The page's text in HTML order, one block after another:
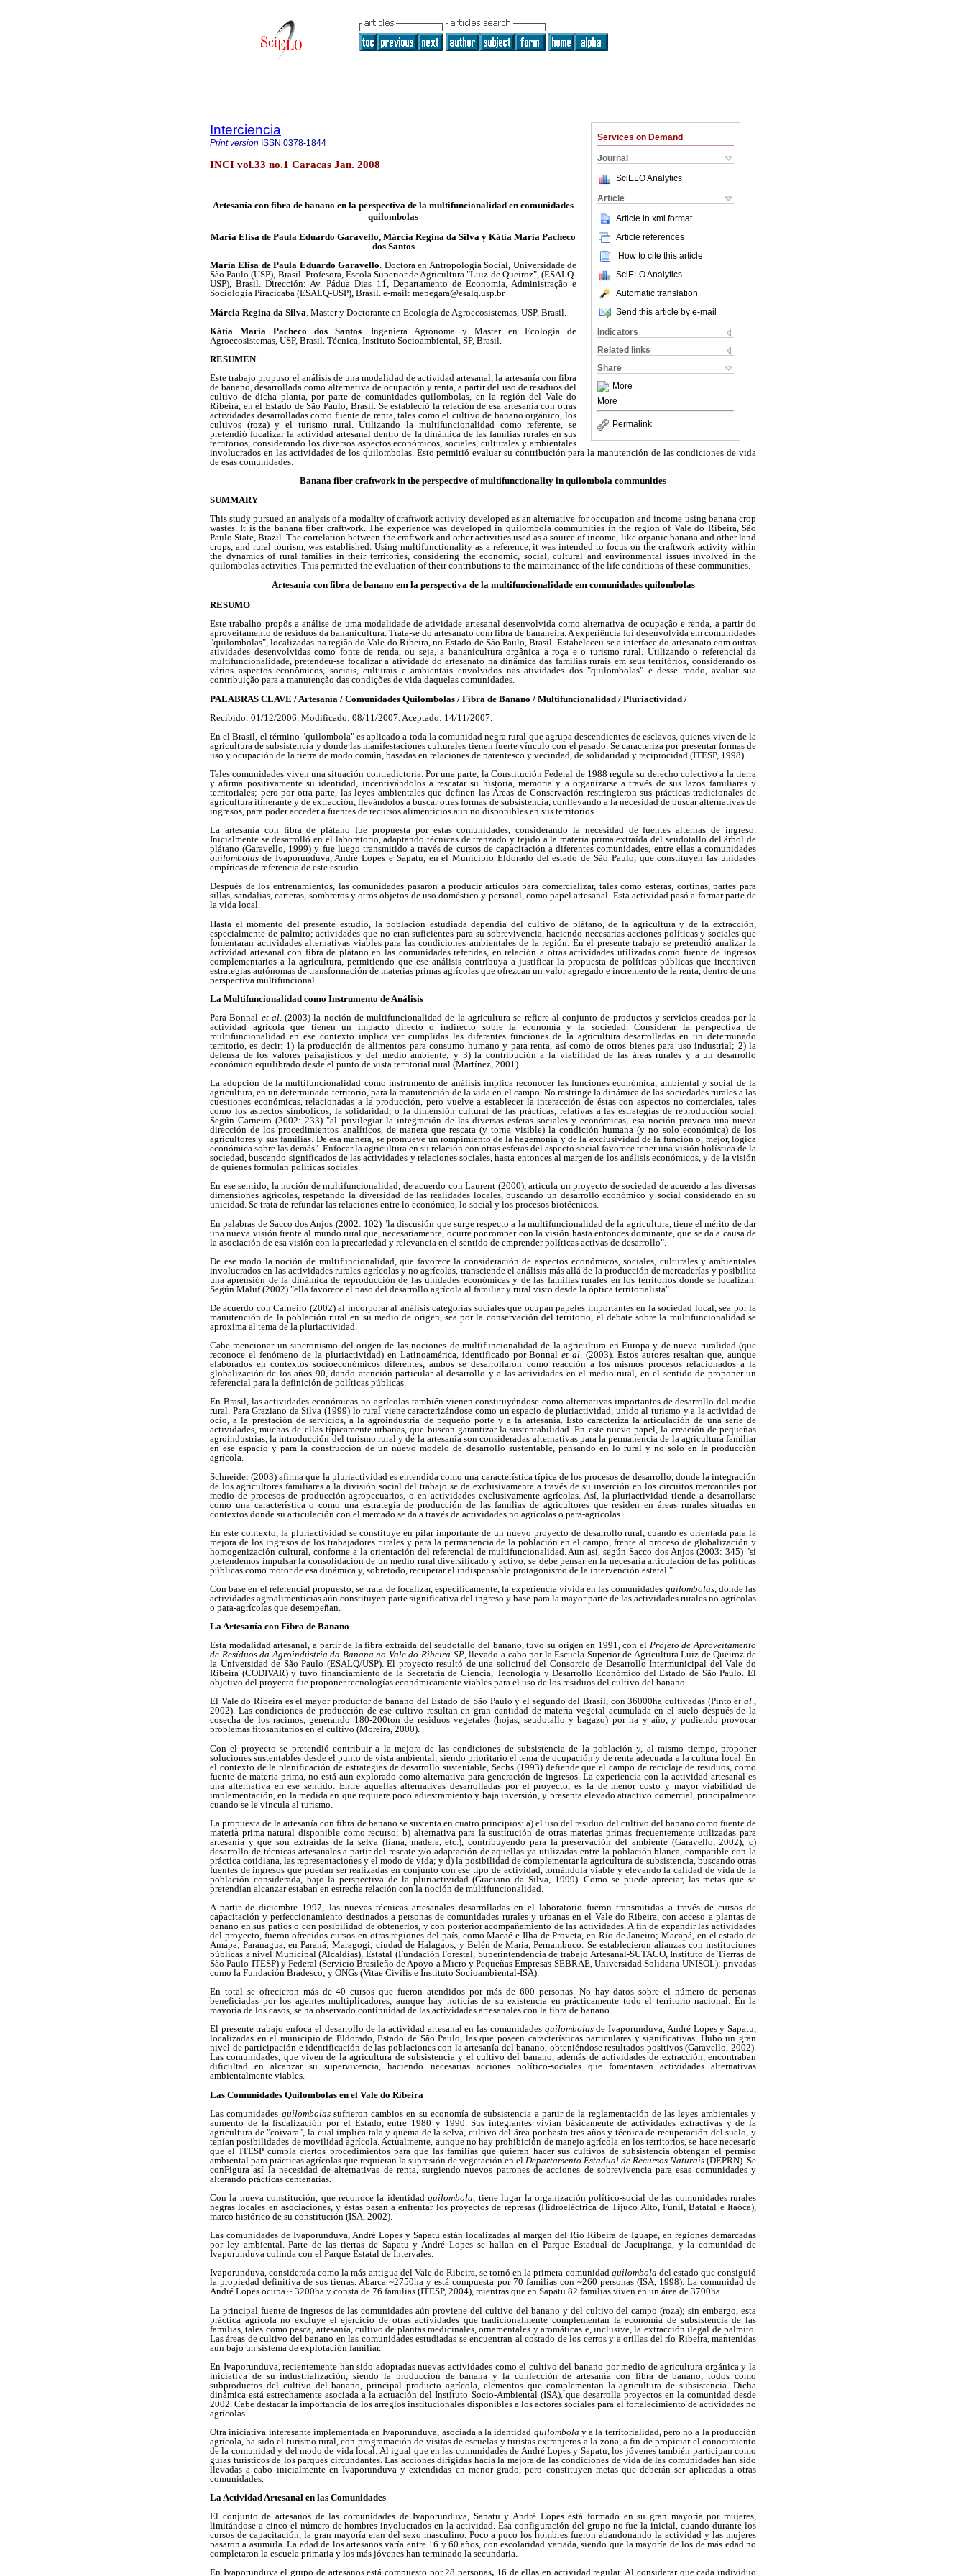
Services on Demand
Journal
SciELO Analytics
Article
Article in xml format
Article references
How to cite this article
SciELO Analytics
Automatic translation
Send this article by e-mail
Indicators
Related links
Share
More
More
Permalink
Interciencia
Print version ISSN 0378-1844
INCI vol.33 no.1 Caracas Jan. 2008
Artesanía con fibra de banano en la perspectiva de la multifuncionalidad en comunidades
quilombolas
Maria Elisa de Paula Eduardo Garavello, Márcia Regina da Silva y Kátia Maria Pacheco
dos Santos
Maria Elisa de Paula Eduardo Garavello. Doctora en Antropología Social, Universidade de
São Paulo (USP), Brasil. Profesora, Escola Superior de Agricultura "Luiz de Queiroz", (ESALQ-
USP), Brasil. Dirección: Av. Pádua Dias 11, Departamento de Economia, Administração e
Sociologia Piracicaba (ESALQ-USP), Brasil. e-mail: mepegara@esalq.usp.br
Márcia Regina da Silva . Master y Doctorante en Ecología de Agroecosistemas, USP, Brasil.
Kátia Maria Pacheco dos Santos . Ingeniera Agrónoma y Master en Ecología de
Agroecosistemas, USP, Brasil. Técnica, Instituto Socioambiental, SP, Brasil.
RESUMEN
Este trabajo propuso el análisis de una modalidad de actividad artesanal, la artesanía con fibra
de banano, desarrollada como alternativa de ocupación y renta, a partir del uso de residuos del
cultivo de dicha planta, por parte de comunidades quilombolas, en la región del Vale do
Ribeira, en el Estado de São Paulo, Brasil. Se estableció la relación de esa artesanía con otras
actividades desarrolladas como fuente de renta, tales como el cultivo de banano orgánico, los
cultivos (roza) y el turismo rural. Utilizando la multifuncionalidad como referente, se
pretendió focalizar la actividad artesanal dentro de la dinámica de las familias rurales en sus
territorios, considerando los diversos aspectos económicos, sociales, culturales y ambientales
involucrados en las actividades de los quilombolas. Esto permitió evaluar su contribución para la manutención de las condiciones de vida
de esas comunidades.
Banana fiber craftwork in the perspective of multifunctionality in quilombola communities
SUMMARY
This study pursued an analysis of a modality of craftwork activity developed as an alternative for occupation and income using banana crop
wastes. It is the banana fiber craftwork. The experience was developed in quilombola communities in the region of Vale do Ribeira, São
Paulo State, Brazil. The correlation between the craftwork and other activities used as a source of income, like organic banana and other land
crops, and rural tourism, was established. Using multifunctionality as a reference, it was intended to focus on the craftwork activity within
the dynamics of rural families in their territories, considering the economic, social, cultural and environmental issues involved in the
quilombolas activities. This permitted the evaluation of their contributions to the maintainance of the life conditions of these communities.
Artesania con fibra de banano em la perspectiva de la multifuncionalidade em comunidades quilombolas
RESUMO
Este trabalho propôs a análise de uma modalidade de atividade artesanal desenvolvida como alternativa de ocupação e renda, a partir do
aproveitamento de resíduos da bananicultura. Trata-se do artesanato com fibra de bananeira. A experiência foi desenvolvida em comunidades
"quilombolas", localizadas na região do Vale do Ribeira, no Estado de São Paulo, Brasil. Estabeleceu-se a interface do artesanato com outras
atividades desenvolvidas como fonte de renda, ou seja, a bananicultura orgânica a roça e o turismo rural. Utilizando o referencial da
multifuncionalidade, pretendeu-se focalizar a atividade do artesanato na dinâmica das famílias rurais em seus territórios, considerando os
vários aspectos econômicos, sociais, culturais e ambientais envolvidos nas atividades dos "quilombolas" e desse modo, avaliar sua
contribuição para a manutenção das condições de vida daquelas comunidades.
PALABRAS CLAVE / Artesanía / Comunidades Quilombolas / Fibra de Banano / Multifuncionalidad / Pluriactividad /
Recibido: 01/12/2006. Modificado: 08/11/2007. Aceptado: 14/11/2007.
En el Brasil, el término "quilombola" es aplicado a toda la comunidad negra rural que agrupa descendientes de esclavos, quienes viven de la
agricultura de subsistencia y donde las manifestaciones culturales tienen fuerte vínculo con el pasado. Se caracteriza por presentar formas de
uso y ocupación de la tierra de modo común, basadas en relaciones de parentesco y vecindad, de solidaridad y reciprocidad (ITESP, 1998).
Tales comunidades viven una situación contradictoria. Por una parte, la Constitución Federal de 1988 regula su derecho colectivo a la tierra
y afirma positivamente su identidad, incentivándolos a rescatar su historia, memoria y a organizarse a través de sus lazos familiares y
territoriales; pero por otra parte, las leyes ambientales que definen las Áreas de Conservación restringieron sus prácticas tradicionales de
agricultura itinerante y de extracción, llevándolos a buscar otras formas de subsistencia, conllevando a la necesidad de buscar alternativas de
ingresos, para poder acceder a fuentes de recursos alimenticios aun no disponibles en sus territorios.
La artesanía con fibra de plátano fue propuesta por estas comunidades, considerando la necesidad de fuentes alternas de ingreso.
Inicialmente se desarrolló en el laboratorio, adaptando técnicas de trenzado y tejido a la materia prima extraída del seudotallo del árbol de
plátano (Garavello, 1999) y fue luego transmitido a través de cursos de capacitación a diferentes comunidades, entre ellas a comunidades
quilombolas de Ivaporunduva, André Lopes e Sapatu, en el Municipio Eldorado del estado de São Paulo, que constituyen las unidades
empíricas de referencia de este estudio.
Después de los entrenamientos, las comunidades pasaron a producir artículos para comercializar, tales como esteras, cortinas, partes para
sillas, sandalias, carteras, sombreros y otros objetos de uso doméstico y personal, como papel artesanal. Esta actividad pasó a formar parte de
la vida local.
Hasta el momento del presente estudio, la población estudiada dependía del cultivo de plátano, de la agricultura y de la extracción,
especialmente de palmito; actividades que no eran suficientes para su sobrevivencia, haciendo necesarias acciones políticas y sociales que
fomentaran actividades alternativas viables para las condiciones ambientales de la región. En el presente trabajo se pretendió analizar la
actividad artesanal con fibra de plátano en las comunidades referidas, en relación a otras actividades utilizadas como fuente de ingresos
complementarios a la agricultura, permitiendo que ese análisis contribuya a justificar la propuesta de políticas públicas que incentiven
estrategias autónomas de transformación de materias primas agrícolas que ofrezcan un valor agregado e incremento de la renta, dentro de una
perspectiva multifuncional.
La Multifuncionalidad como Instrumento de Análisis
Para Bonnal et al. (2003) la noción de multifuncionalidad de la agricultura se refiere al conjunto de productos y servicios creados por la
actividad agrícola que tienen un impacto directo o indirecto sobre la economía y la sociedad. Considerar la perspectiva de
multifuncionalidad en ese contexto implica ver cumplidas las diferentes funciones de la agricultura desarrolladas en un determinado
territorio, es decir: 1) la producción de alimentos para consumo humano y para renta, así como de otros bienes para uso industrial; 2) la
defensa de los valores paisajísticos y del medio ambiente; y 3) la contribución a la viabilidad de las áreas rurales y a un desarrollo
económico equilibrado desde el punto de vista territorial rural (Martínez, 2001).
La adopción de la multifuncionalidad como instrumento de análisis implica reconocer las funciones económica, ambiental y social de la
agricultura, en un determinado territorio, para la manutención de la vida en el campo. No restringe la dinámica de las sociedades rurales a las
cuestiones económicas, relacionadas a la producción, pero vuelve a establecer la interacción de éstas con aspectos no comerciales, tales
como los aspectos simbólicos, la solidaridad, o la dimensión cultural de las prácticas, relativas a las estrategias de reproducción social.
Según Carneiro (2002: 233) "al privilegiar la integración de las diversas esferas sociales y económicas, esa noción provoca una nueva
dirección de los procedimientos analíticos, de manera que rescata (y torna visible) la condición humana (y no solo económica) de los
agricultores y sus familias. De esa manera, se promueve un rompimiento de la hegemonía y de la exclusividad de la función o, mejor, lógica
económica sobre las demás". Enfocar la agricultura en su relación con otras esferas del aspecto social favorece tener una visión holística de la
sociedad, buscando significados de las actividades y relaciones sociales, hasta entonces al margen de los análisis económicos, y de la visión
de quienes formulan políticas sociales.
En ese sentido, la noción de multifuncionalidad, de acuerdo con Laurent (2000), articula un proyecto de sociedad de acuerdo a las diversas
dimensiones agrícolas, respetando la diversidad de las realidades locales, buscando un desarrollo económico y social considerado en su
unicidad. Se trata de refundar las relaciones entre lo económico, lo social y los procesos biotécnicos.
En palabras de Sacco dos Anjos (2002: 102) "la discusión que surge respecto a la multifuncionalidad de la agricultura, tiene el mérito de dar
una nueva visión frente al mundo rural que, necesariamente, ocurre por romper con la visión hasta entonces dominante, que se da a causa de
la asociación de esa visión con la precariedad y relevancia en el sentido de emprender políticas activas de desarrollo".
De ese modo la noción de multifuncionalidad, que favorece la consideración de aspectos económicos, sociales, culturales y ambientales
involucrados en las actividades rurales agrícolas y no agrícolas, transciende el análisis más allá de la producción de mercaderías y posibilita
una aprensión de la dinámica de reproducción de las unidades económicas y de las familias rurales en los territorios donde se localizan.
Según Maluf (2002) "ella favorece el paso del desarrollo agrícola al familiar y rural visto desde la óptica territorialista".
De acuerdo con Carneiro (2002) al incorporar al análisis categorías sociales que ocupan papeles importantes en la sociedad local, sea por la
manutención de la población rural en su medio de origen, sea por la conservación del territorio, el debate sobre la multifuncionalidad se
aproxima al tema de la pluriactividad.
Cabe mencionar un sincronismo del origen de las nociones de multifuncionalidad de la agricultura en Europa y de nueva ruralidad (que
reconoce el fenómeno de la pluriactividad) en Latinoamérica, identificado por Bonnalet al. (2003). Estos autores resaltan que, aunque
elaborados en contextos socioeconómicos diferentes, ambos se desarrollaron como reacción a los mismos procesos relacionados a la
globalización de los años 90, dando atención particular al desarrollo y a las actividades en el medio rural, en el sentido de proponer un
referencial para la definición de políticas públicas.
En Brasil, las actividades económicas no agrícolas también vienen constituyéndose como alternativas importantes de desarrollo del medio
rural. Para Graziano da Silva (1999) lo rural viene caracterizándose como un espacio de pluriactividad, unido al turismo y a la actividad de
ocio, a la prestación de servicios, a la agroindustria de pequeño porte y a la artesanía. Esto caracteriza la articulación de una serie de
actividades, muchas de ellas típicamente urbanas, que buscan garantizar la sustentabilidad. En este nuevo papel, la creación de pequeñas
agroindustrias, la introducción del turismo rural y de la artesanía son consideradas alternativas para la permanencia de la agricultura familiar
en ese espacio y para la construcción de un nuevo modelo de desarrollo sustentable, pensando en lo rural y no solo en la producción
agrícola.
Schneider (2003) afirma que la pluriactividad es entendida como una característica típica de los procesos de desarrollo, donde la integración
de los agricultores familiares a la división social del trabajo se da exclusivamente a través de su inserción en los circuitos mercantiles por
medio de procesos de producción agropecuarios, o en actividades exclusivamente agrícolas. Así, la pluriactividad tiende a desarrollarse
como una característica o como una estrategia de producción de las familias de agricultores que residen en áreas rurales situadas en
contextos donde su articulación con el mercado se da a través de actividades no agrícolas o para-agrícolas.
En este contexto, la pluriactividad se constituye en pilar importante de un nuevo proyecto de desarrollo rural, cuando es orientada para la
mejora de los ingresos de los trabajadores rurales y para la permanencia de la población en el campo, frente al proceso de globalización y
homogenización cultural, conforme a la orientación del referencial de multifuncionalidad. Aun así, según Sacco dos Anjos (2003: 345) "si
pretendemos impulsar la consolidación de un medio rural diversificado y activo, se debe pensar en la necesaria articulación de las políticas
públicas como motor de esa dinámica y, sobretodo, recuperar el indispensable protagonismo de la intervención estatal."
Con base en el referencial propuesto, se trata de focalizar, específicamente, la experiencia vivida en las comunidades quilombolas, donde las
actividades agroalimenticias aún constituyen parte significativa del ingreso y base para la mayor parte de las actividades rurales no agrícolas
o para-agrícolas que desempeñan.
La Artesanía con Fibra de Banano
Esta modalidad artesanal, a partir de la fibra extraída del seudotallo del banano, tuvo su origen en 1991, con el Projeto de Aproveitamento
de Resíduos da Agroindústria da Banana no Vale do Ribeira-SP, llevado a cabo por la Escuela Superior de Agricultura Luiz de Queiroz de
la Universidad de São Paulo (ESALQ/USP). El proyecto resultó de una solicitud del Consorcio de Desarrollo Intermunicipal del Vale do
Ribeira (CODIVAR) y tuvo financiamiento de la Secretaría de Ciencia, Tecnología y Desarrollo Económico del Estado de São Paulo. El
objetivo del proyecto fue proponer tecnologías económicamente viables para el uso de los residuos del cultivo del banano.
El Vale do Ribeira es el mayor productor de banano del Estado de São Paulo y el segundo del Brasil, con 36000ha cultivadas (Pintoet al.,
2002). Las condiciones de producción de ese cultivo resultan en gran cantidad de materia vegetal acumulada en el suelo después de la
cosecha de los racimos, generando 180-200ton de residuos vegetales (hojas, seudotallo y bagazo) por ha y año, y pudiendo provocar
problemas fitosanitarios en el cultivo (Moreira, 2000).
Con el proyecto se pretendió contribuir a la mejora de las condiciones de subsistencia de la población y, al mismo tiempo, proponer
soluciones sustentables desde el punto de vista ambiental, siendo prioritario el tema de ocupación y de renta adecuada a la cultura local. En
el contexto de la planificación de estrategias de desarrollo sustentable, Sachs (1993) defiende que el campo de reciclaje de residuos, como
fuente de materia prima, no está aun explorado como alternativa para generación de ingresos. La experiencia con la actividad artesanal es
una alternativa en ese sentido. Entre aquellas alternativas desarrolladas por el proyecto, es la de menor costo y mayor viabilidad de
implementación, en la medida en que requiere poco adiestramiento y baja inversión, y presenta elevado atractivo comercial, principalmente
cuando se le vincula al turismo.
La propuesta de la artesanía con fibra de banano se sustenta en cuatro principios: a) el uso del residuo del cultivo del banano como fuente de
materia prima natural disponible como recurso; b) alternativa para la sustitución de otras materias primas frecuentemente utilizadas para
artesanía y que son extraídas de la selva (liana, madera, etc.), contribuyendo para la preservación del ambiente (Garavello, 2002); c)
desarrollo de técnicas artesanales a partir del rescate y/o adaptación de aquellas ya utilizadas entre la población blanca, compatible con la
práctica cotidiana, las representaciones y el modo de vida; y d) la posibilidad de complementar la agricultura de subsistencia, buscando otras
fuentes de ingresos que puedan ser realizadas en conjunto con ese tipo de actividad, tornándola viable y elevando la calidad de vida de la
población considerada, bajo la perspectiva de la pluriactividad (Graciano da Silva, 1999). Como se puede apreciar, las metas que se
pretendían alcanzar estaban en estrecha relación con la noción de multifuncionalidad.
A partir de diciembre 1997, las nuevas técnicas artesanales desarrolladas en el laboratorio fueron transmitidas a través de cursos de
capacitación y perfeccionamiento destinados a personas de comunidades rurales y urbanas en el Vale do Ribeira, con acceso a plantas de
banano en sus patios o con posibilidad de obtenerlos, y con posterior acompañamiento de las actividades. A fin de expandir las actividades
del proyecto, fueron ofrecidos cursos en otras regiones del país, como Macaé e Ilha de Proveta, en Rio de Janeiro; Macapá, en el estado de
Amapa; Paranagua, en Paraná; Maragogi, ciudad de Halagaos; y Belén de Maria, Pernambuco. Se establecieron alianzas con instituciones
públicas a nivel Municipal (Alcaldías), Estatal (Fundación Forestal, Superintendencia de trabajo Artesanal-SUTACO, Instituto de Tierras de
São Paulo-ITESP) y Federal (Servicio Brasileño de Apoyo a Micro y Pequeñas Empresas-SEBRAE, Universidad Solidaria-UNISOL); privadas
como la Fundación Bradesco; y ONGs (Vitae Civilis e Instituto Socioambiental-ISA).
En total se ofrecieron más de 40 cursos que fueron atendidos por más de 600 personas. No hay datos sobre el número de personas
beneficiadas por los agentes multiplicadores, aunque hay noticias de su existencia en prácticamente todo el territorio nacional. En la
mayoría de los casos, se ha observado continuidad de las actividades artesanales con la fibra de banano.
El presente trabajo enfoca el desarrollo de la actividad artesanal en las comunidades quilombolasde Ivaporunduva, André Lopes y Sapatu,
localizadas en el municipio de Eldorado, Estado de São Paulo, las que poseen características particulares y significativas. Hubo un gran
nivel de participación e identificación de las poblaciones con la artesanía del banano, obteniéndose resultados positivos (Garavello, 2002).
Las comunidades, que viven de la agricultura de subsistencia y el cultivo del banano, además de actividades de extracción, encontraban
dificultad en alcanzar su supervivencia, haciendo necesarias acciones político-sociales que fomentasen actividades alternativas
ambientalmente viables.
Las Comunidades Quilombolas en el Vale do Ribeira
Las comunidades quilombolassufrieron cambios en su economía de subsistencia a partir de la reglamentación de las leyes ambientales y
aumento de la fiscalización por el Estado, entre 1980 y 1990. Sus integrantes vivían básicamente de actividades extractivas y de la
agricultura de "coivara", la cual implica tala y quema de la selva, cultivo del área por hasta tres años y técnica de recuperación del suelo, y
tenían posibilidades de movilidad agrícola. Actualmente, aunque no hay prohibición de manejo agrícola en los territorios, se hace necesario
que el ITESP cumpla ciertos procedimientos para que las familias que quieran hacer sus cultivos de subsistencia obtengan el permiso
ambiental para prácticas agrícolas que requieran la supresión de vegetación en el Departamento Estadual de Recursos Naturais (DEPRN). Se
conFigura así la necesidad de alternativas de renta, surgiendo nuevos patrones de acciones de sobrevivencia para esas comunidades y
alterando prácticas centenarias.
Con la nueva constitución, que reconoce la identidadquilombola , tiene lugar la organización político-social de las comunidades rurales
negras locales en asociaciones, y éstas pasan a enfrentar los proyectos de represas (Hidroeléctrica de Tijuco Alto, Funil, Batatal e Itaóca),
marco histórico de su constitución (ISA, 2002).
Las comunidades de Ivaporunduva, André Lopes y Sapatu están localizadas al margen del Rio Ribeira de Iguape, en regiones demarcadas
por ley ambiental. Parte de las tierras de Sapatu y André Lopes se hallan en el Parque Estadual de Jacupiranga, y la comunidad de
Ivaporunduva colinda con el Parque Estatal de Intervales.
Ivaporunduva, considerada como la más antigua del Vale do Ribeira, se tornó en la primera comunidad quilombola del estado que consiguió
la propiedad definitiva de sus tierras. Abarca ~2750ha y está compuesta por 70 familias con ~260 personas (ISA, 1998). La comunidad de
André Lopes ocupa ~ 3200ha y consta de 76 familias (ITESP, 2004), mientras que en Sapatu 82 familias viven en un área de 3700ha.
La principal fuente de ingresos de las comunidades aún proviene del cultivo del banano y del cultivo del campo (roza); sin embargo, esta
práctica agrícola no excluye el ejercicio de otras actividades que tradicionalmente complementan la economía de subsistencia de las
familias, tales como pesca, artesanía, cultivo de plantas medicinales, ornamentales y aromáticas e, inclusive, la extracción ilegal de palmito.
Las áreas de cultivo del banano en las comunidades estudiadas se encuentran al costado de los cerros y a orillas del río Ribeira, mantenidas
aun bajo un sistema de explotación familiar.
En Ivaporunduva, recientemente han sido adoptadas nuevas actividades como el cultivo del banano por medio de agricultura orgánica y la
iniciativa de su industrialización, siendo la producción de banana y la confección de artesanía con fibra de banano, todos como
subproductos del cultivo del banano, principal producto agrícola, elementos que complementan la agricultura de subsistencia. Dicha
dinámica está estrechamente asociada a la actuación del Instituto Socio-Ambiental (ISA), que desarrolla proyectos en la comunidad desde
2002. Cabe destacar la importancia de los arreglos institucionales disponibles a los actores sociales para el fortalecimiento de actividades no
agrícolas.
Otra iniciativa interesante implementada en Ivaporunduva, asociada a la identidad quilombola y a la territorialidad, pero no a la producción
agrícola, ha sido el turismo rural, con programación de visitas de escuelas y turistas extranjeros a la zona, a fin de propiciar el conocimiento
de la comunidad y del modo de vida local. Al igual que en las comunidades de André Lopes y Sapatu, los jóvenes también participan como
guías turísticos de los parques circundantes. Las acciones dirigidas hacia la mejora de las condiciones de vida de las comunidades han sido
llevadas a cabo inicialmente en Ivaporunduva y extendidas en menor grado, pero constituyen metas que deberán ser aplicadas a otras
comunidades.
La Actividad Artesanal en las Comunidades
El conjunto de artesanos de las comunidades de Ivaporunduva, Sapatu y André Lopes está formado en su gran mayoría por mujeres,
limitándose a cinco el número de hombres involucrados en la actividad. Esa configuración del grupo no fue la inicial, cuando durante los
cursos de capacitación, la gran mayoría eran del sexo masculino. Poco a poco los hombres fueron abandonando la actividad y las mujeres
pasaron a asumirla. La edad de los artesanos varía entre 16 y 60 años, con escolaridad variada, siendo que la mayoría de los de más edad no
completaron la escuela primaria y los más jóvenes han terminado la secundaria.
En Ivaporunduva el grupo de artesanos está compuesto por 28 personas, 16 de ellas en actividad regular. Al considerar que cada individuo